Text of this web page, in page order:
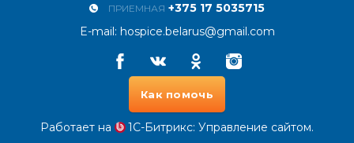
ПРИЕМНАЯ +375 17 5035715
E-mail: hospice.belarus@gmail.com
FacebookVkontakteOdnoklassnikiInstagram
Как помочь
Работает на 1С-Битрикс: Управление сайтом.